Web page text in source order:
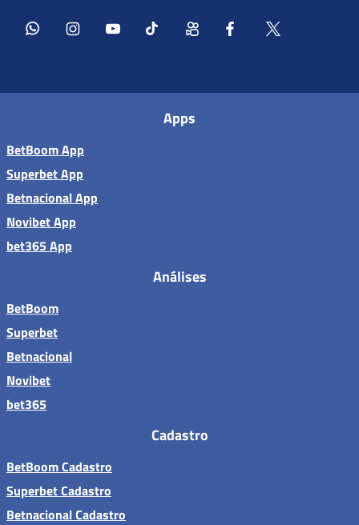
Apps
BetBoom App
Superbet App
Betnacional App
Novibet App
bet365 App
Análises
BetBoom
Superbet
Betnacional
Novibet
bet365
Cadastro
BetBoom Cadastro
Superbet Cadastro
Betnacional Cadastro